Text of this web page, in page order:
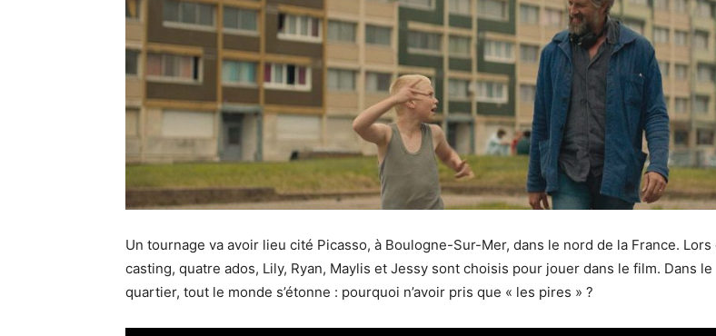
Un tournage va avoir lieu cité Picasso, à Boulogne-Sur-Mer, dans le nord de la France. Lors
casting, quatre ados, Lily, Ryan, Maylis et Jessy sont choisis pour jouer dans le film. Dans le
quartier, tout le monde s’étonne : pourquoi n’avoir pris que « les pires » ?